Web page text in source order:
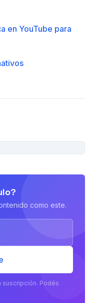
en YouTube para
como este.
suscripción. Podés